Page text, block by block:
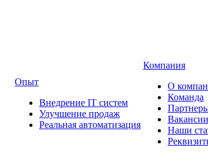
Опыт
Внедрение IT систем
Улучшение продаж
Реальная автоматизация
Компания
О
Команда
Вакансии
Наши